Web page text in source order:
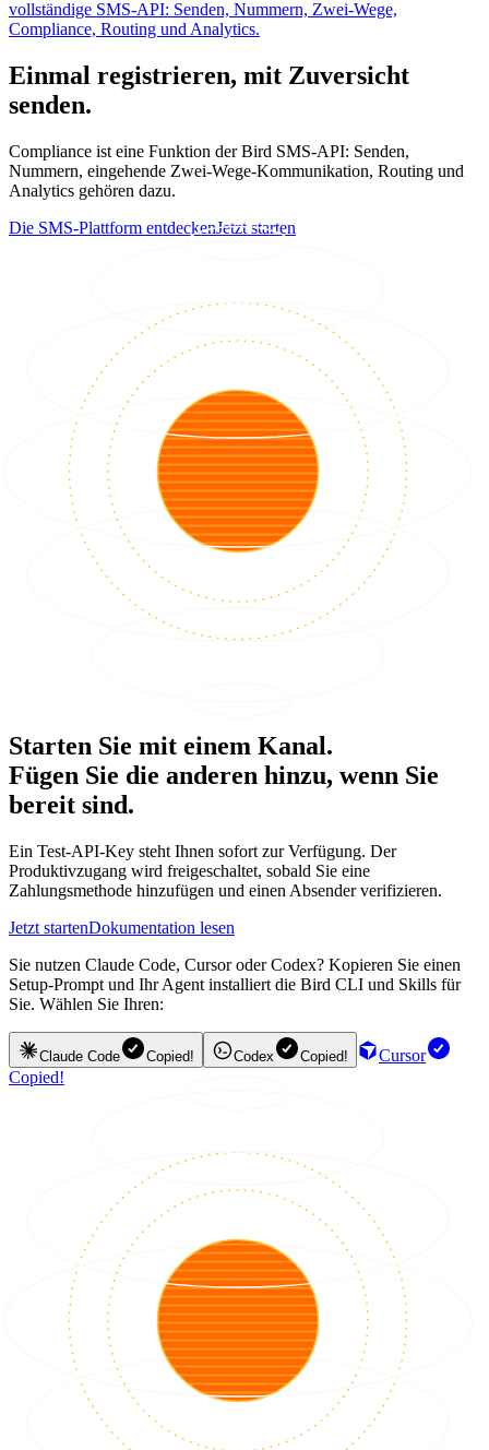
vollständige SMS-API: Senden, Nummern, Zwei-Wege,
Compliance, Routing und Analytics.
Einmal registrieren, mit Zuversicht
senden.
Compliance ist eine Funktion der Bird SMS-API: Senden,
Nummern, eingehende Zwei-Wege-Kommunikation, Routing und
Analytics gehören dazu.
Die SMS-Plattform entdeckenJetzt starten
Starten Sie mit einem Kanal.
Fügen Sie die anderen hinzu, wenn Sie
bereit sind.
Ein Test-API-Key steht Ihnen sofort zur Verfügung. Der
Produktivzugang wird freigeschaltet, sobald Sie eine
Zahlungsmethode hinzufügen und einen Absender verifizieren.
Jetzt startenDokumentation lesen
Sie nutzen Claude Code, Cursor oder Codex? Kopieren Sie einen
Setup-Prompt und Ihr Agent installiert die Bird CLI und Skills für
Sie. Wählen Sie Ihren:
Claude Code Copied! Codex Copied!
Cursor
Copied!